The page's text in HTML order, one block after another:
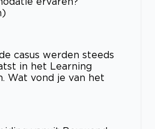
casus werden steeds
in het Learning
Wat vond je van het